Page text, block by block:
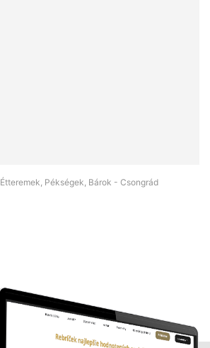
Étteremek, Pékségek, Bárok - Csongrád